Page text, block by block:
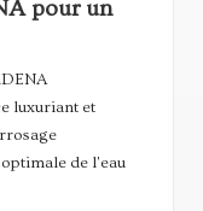
pour un
luxuriant et
de l'eau